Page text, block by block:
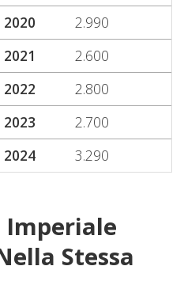
2.990
2.600
2.800
2.700
3.290
Imperiale
Stessa